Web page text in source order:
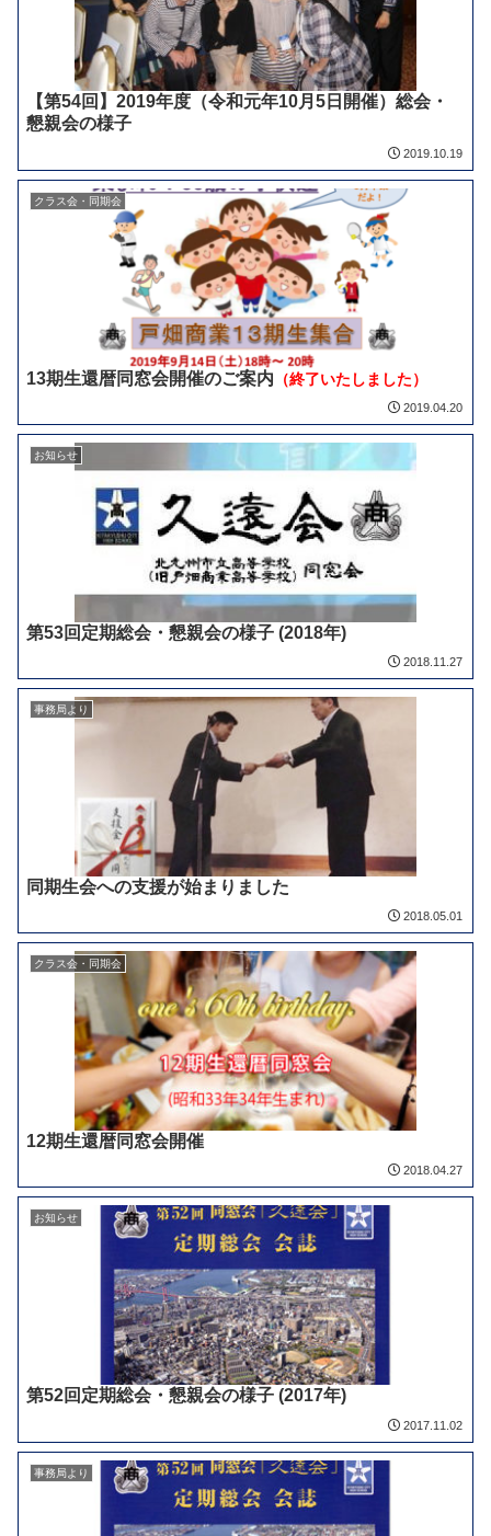
【第54回】2019年度（令和元年10月5日開催）総会・
懇親会の様子
2019.10.19
クラス会・同期会
13期生還暦同窓会開催のご案内 （終了いたしました）
2019.04.20
お知らせ
第53回定期総会・懇親会の様子 (2018年)
2018.11.27
事務局より
同期生会への支援が始まりました
2018.05.01
クラス会・同期会
12期生還暦同窓会開催
2018.04.27
お知らせ
第52回定期総会・懇親会の様子 (2017年)
2017.11.02
事務局より